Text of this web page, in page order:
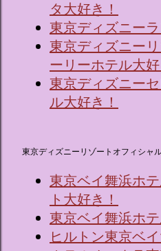
タ大好き！
東京ディズニー
東京ディズニー
ーリーホテル大好
東京ディズニー
ル大好き！
東京ディズニーリゾートオフィシャ
東京ベイ舞浜ホ
ト大好き！
東京ベイ舞浜ホテ
ヒルトン東京ベイ